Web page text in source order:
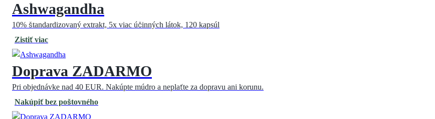
Ashwagandha
10% štandardizovaný extrakt, 5x viac účinných látok, 120 kapsúl
Zistiť viac
Doprava ZADARMO
Pri objednávke nad 40 EUR. Nakúpte múdro a neplaťte za dopravu ani korunu.
Nakúpiť bez poštovného